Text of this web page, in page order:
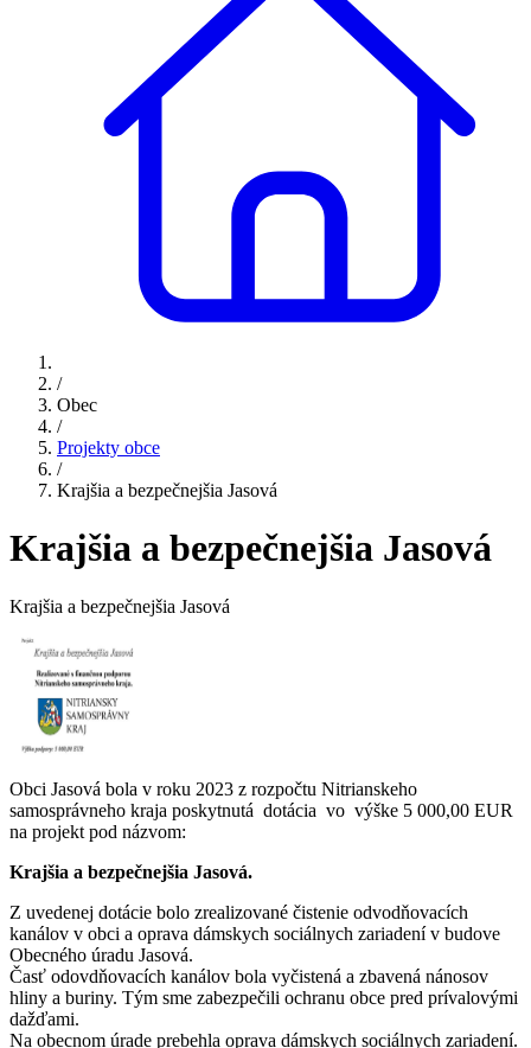
/
Obec
/
Projekty obce
/
Krajšia a bezpečnejšia Jasová
Krajšia a bezpečnejšia Jasová
Krajšia a bezpečnejšia Jasová
Obci Jasová bola v roku 2023 z rozpočtu Nitrianskeho
samosprávneho kraja poskytnutá dotácia vo výške 5 000,00 EUR
na projekt pod názvom:
Krajšia a bezpečnejšia Jasová.
Z uvedenej dotácie bolo zrealizované čistenie odvodňovacích
kanálov v obci a oprava dámskych sociálnych zariadení v budove
Obecného úradu Jasová.
Časť odovdňovacích kanálov bola vyčistená a zbavená nánosov
hliny a buriny. Tým sme zabezpečili ochranu obce pred prívalovými
dažďami.
Na obecnom úrade prebehla oprava dámskych sociálnych zariadení.